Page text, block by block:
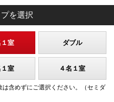
を選択
１室 ダブル
１室 ４名１室
含めずにご選択ください。（セミダ